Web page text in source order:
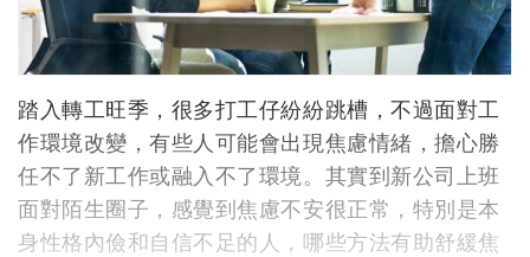
踏入轉工旺季，很多打工仔紛紛跳槽，不過面對工
作環境改變，有些人可能會出現焦慮情緒，擔心勝
任不了新工作或融入不了環境。其實到新公司上班
面對陌生圈子，感覺到焦慮不安很正常，特別是本
身性格內儉和自信不足的人，哪些方法有助舒緩焦